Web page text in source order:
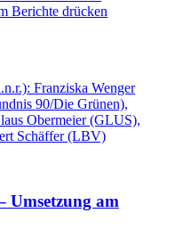
Berichte drücken
Franziska Wenger
90/Die Grünen),
Obermeier (GLUS),
Schäffer (LBV)
Umsetzung am